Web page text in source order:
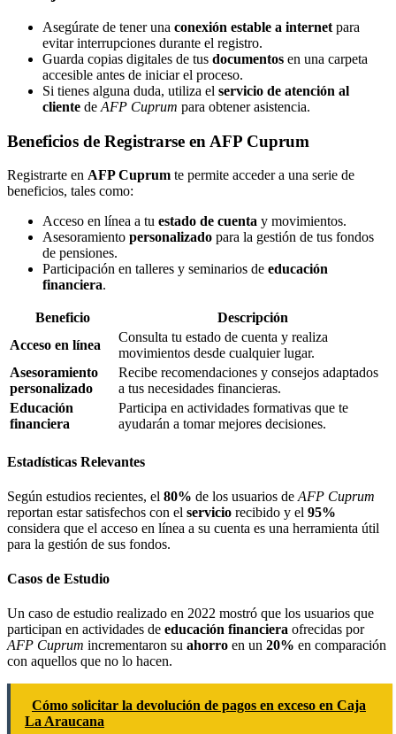
Asegúrate de tener una conexión estable a internet para
evitar interrupciones durante el registro.
Guarda copias digitales de tus documentos en una carpeta
accesible antes de iniciar el proceso.
Si tienes alguna duda, utiliza el servicio de atención al
cliente de AFP Cuprum para obtener asistencia.
Beneficios de Registrarse en AFP Cuprum
Registrarte en AFP Cuprum te permite acceder a una serie de
beneficios, tales como:
Acceso en línea a tu estado de cuenta y movimientos.
Asesoramiento personalizado para la gestión de tus fondos
de pensiones.
Participación en talleres y seminarios de educación
financiera.
Beneficio
Descripción
Acceso en línea
Consulta tu estado de cuenta y realiza
movimientos desde cualquier lugar.
Asesoramiento
personalizado
Recibe recomendaciones y consejos adaptados
a tus necesidades financieras.
Educación
financiera
Participa en actividades formativas que te
ayudarán a tomar mejores decisiones.
Estadísticas Relevantes
Según estudios recientes, el 80% de los usuarios de AFP Cuprum
reportan estar satisfechos con el servicio recibido y el 95%
considera que el acceso en línea a su cuenta es una herramienta útil
para la gestión de sus fondos.
Casos de Estudio
Un caso de estudio realizado en 2022 mostró que los usuarios que
participan en actividades de educación financiera ofrecidas por
AFP Cuprum incrementaron su ahorro en un 20% en comparación
con aquellos que no lo hacen.
Cómo solicitar la devolución de pagos en exceso en Caja
La Araucana